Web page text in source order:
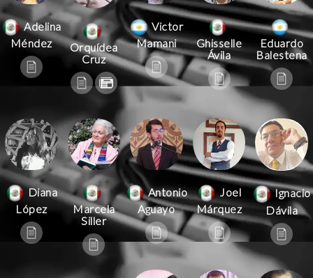
Adelina
Méndez
Orquídea
Cruz
Victor
Mamani
Ghisselle
Ávila
Eduardo
Balestena
Diana
López
Marcela
Siller
Antonio
Aguayo
Joel
Márquez
Ignacio
Dávila